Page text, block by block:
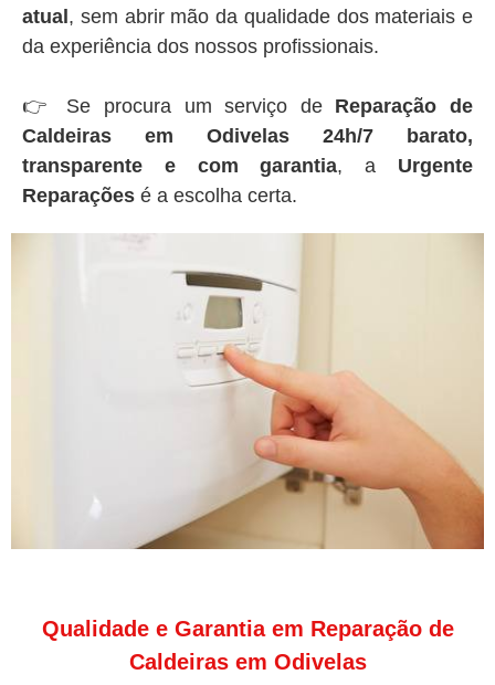
atual , sem abrir mão da qualidade dos materiais e
da experiência dos nossos profissionais.
👉 Se procura um serviço de Reparação de
Caldeiras em Odivelas 24h/7 barato,
transparente e com garantia, a Urgente
Reparações é a escolha certa.
Qualidade e Garantia em Reparação de
Caldeiras em Odivelas